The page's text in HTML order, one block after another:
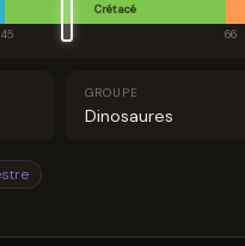
Crétacé
66
GROUPE
Dinosaures